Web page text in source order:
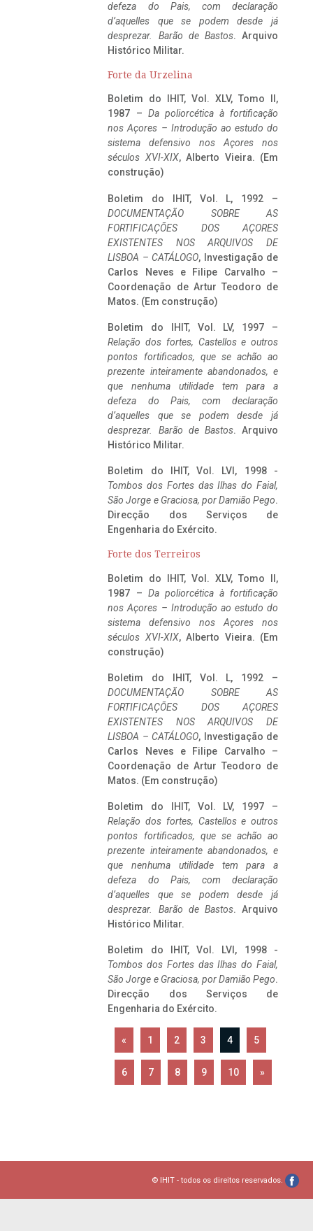
defeza do Pais, com declaração
d’aquelles que se podem desde já
desprezar. Barão de Bastos. Arquivo
Histórico Militar.
Forte da Urzelina
Boletim do IHIT, Vol. XLV, Tomo II,
1987 – Da poliorcética à fortificação
nos Açores – Introdução ao estudo do
sistema defensivo nos Açores nos
séculos XVI-XIX, Alberto Vieira. (Em
construção)
Boletim do IHIT, Vol. L, 1992 –
DOCUMENTAÇÃO SOBRE AS
FORTIFICAÇÕES DOS AÇORES
EXISTENTES NOS ARQUIVOS DE
LISBOA – CATÁLOGO, Investigação de
Carlos Neves e Filipe Carvalho –
Coordenação de Artur Teodoro de
Matos. (Em construção)
Boletim do IHIT, Vol. LV, 1997 –
Relação dos fortes, Castellos e outros
pontos fortificados, que se achão ao
prezente inteiramente abandonados, e
que nenhuma utilidade tem para a
defeza do Pais, com declaração
d’aquelles que se podem desde já
desprezar. Barão de Bastos. Arquivo
Histórico Militar.
Boletim do IHIT, Vol. LVI, 1998 -
Tombos dos Fortes das Ilhas do Faial,
São Jorge e Graciosa, por Damião Pego.
Direcção dos Serviços de
Engenharia do Exército.
Forte dos Terreiros
Boletim do IHIT, Vol. XLV, Tomo II,
1987 – Da poliorcética à fortificação
nos Açores – Introdução ao estudo do
sistema defensivo nos Açores nos
séculos XVI-XIX, Alberto Vieira. (Em
construção)
Boletim do IHIT, Vol. L, 1992 –
DOCUMENTAÇÃO SOBRE AS
FORTIFICAÇÕES DOS AÇORES
EXISTENTES NOS ARQUIVOS DE
LISBOA – CATÁLOGO, Investigação de
Carlos Neves e Filipe Carvalho –
Coordenação de Artur Teodoro de
Matos. (Em construção)
Boletim do IHIT, Vol. LV, 1997 –
Relação dos fortes, Castellos e outros
pontos fortificados, que se achão ao
prezente inteiramente abandonados, e
que nenhuma utilidade tem para a
defeza do Pais, com declaração
d’aquelles que se podem desde já
desprezar. Barão de Bastos. Arquivo
Histórico Militar.
Boletim do IHIT, Vol. LVI, 1998 -
Tombos dos Fortes das Ilhas do Faial,
São Jorge e Graciosa, por Damião Pego.
Direcção dos Serviços de
Engenharia do Exército.
« 1 2 3 4 5
6 7 8 9 10 »
© IHIT - todos os direitos reservados.